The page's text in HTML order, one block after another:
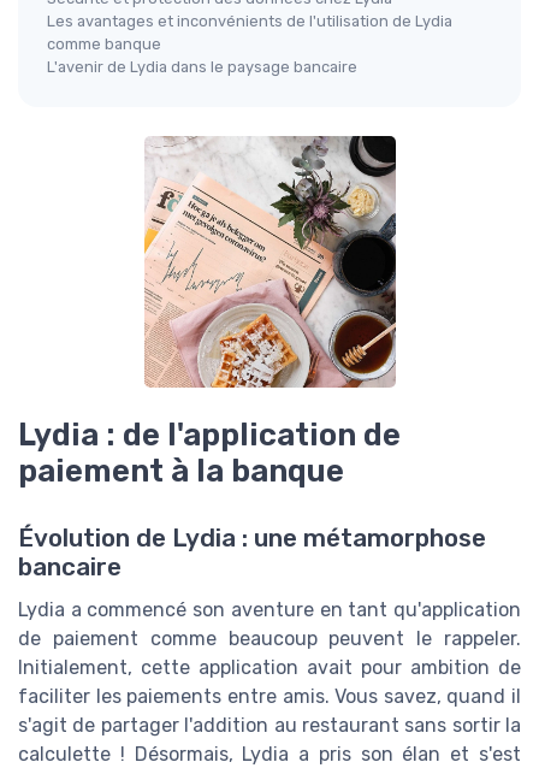
Les avantages et inconvénients de l'utilisation de Lydia
comme banque
L'avenir de Lydia dans le paysage bancaire
Lydia : de l'application de
paiement à la banque
Évolution de Lydia : une métamorphose
bancaire
Lydia a commencé son aventure en tant qu'application
de paiement comme beaucoup peuvent le rappeler.
Initialement, cette application avait pour ambition de
faciliter les paiements entre amis. Vous savez, quand il
s'agit de partager l'addition au restaurant sans sortir la
calculette ! Désormais, Lydia a pris son élan et s'est